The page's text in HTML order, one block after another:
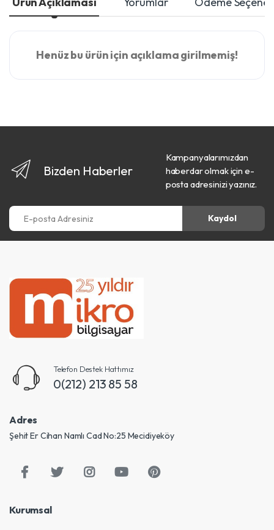
Henüz bu ürün için açıklama girilmemiş!
Bizden Haberler
Kampanyalarımızdan
haberdar olmak için e-
posta adresinizi yazınız.
E-posta Adresiniz
Kaydol
Telefon Destek Hattımız
0(212) 213 85 58
Adres
Şehit Er Cihan Namlı Cad No:25 Mecidiyeköy
Kurumsal